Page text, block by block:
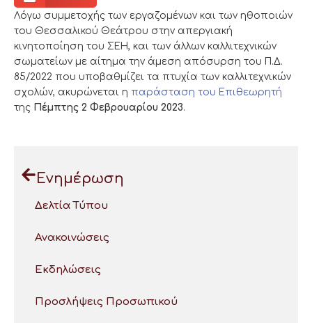
Λόγω συμμετοχής των εργαζομένων και των ηθοποιών
του Θεσσαλικού Θεάτρου στην απεργιακή
κινητοποίηση του ΣΕΗ, και των άλλων καλλιτεχνικών
σωματείων με αίτημα την άμεση απόσυρση του Π.Δ.
85/2022 που υποβαθμίζει τα πτυχία των καλλιτεχνικών
σχολών, ακυρώνεται η παράσταση του Επιθεωρητή
της Πέμπτης 2 Φεβρουαρίου 2023.
Ενημέρωση
Δελτία Τύπου
Ανακοινώσεις
Εκδηλώσεις
Προσλήψεις Προσωπικού